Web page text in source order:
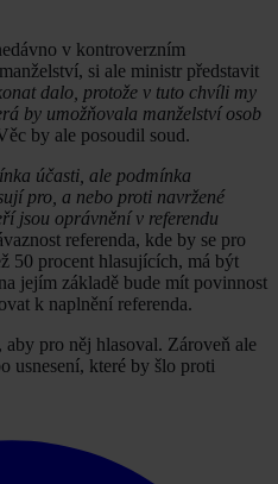
v kontroverzním
si ale ministr představit
dalo, protože v tuto chvíli my
by umožňovala manželství osob
by ale posoudil soud.
účasti, ale podmínka
pro, a nebo proti navržené
jsou oprávnění v referendu
referenda, kde by se pro
50 procent hlasujících, má být
jejím základě bude mít povinnost
k naplnění referenda.
pro něj hlasoval. Zároveň ale
usnesení, které by šlo proti